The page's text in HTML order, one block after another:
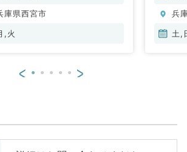
庫県西宮市
,火
外
科
兵
土,
< >